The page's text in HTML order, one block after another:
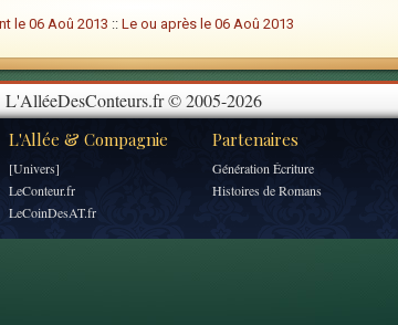
le 06 Aoû 2013 :: Le ou après le 06 Aoû 2013
L'AlléeDesConteurs.fr © 2005-2026
L'Allée & Compagnie Partenaires
[Univers]
LeConteur.fr
LeCoinDesAT.fr
Génération Écriture
Histoires de Romans